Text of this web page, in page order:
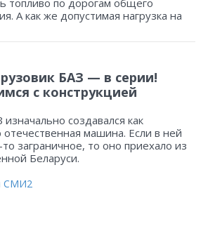
А как же допустимая нагрузка на
БАЗ — в серии!
с конструкцией
создавался как
машина. Если в ней
заграничное, то оно приехало из
Беларуси.
СМИ2